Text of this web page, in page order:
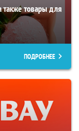
также товары для
ПОДРОБНЕЕ